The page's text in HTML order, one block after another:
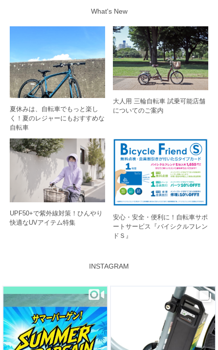
What's New
夏休みは、自転車でもっと楽し
く！夏のレジャーにもおすすめな
自転車
大人用 三輪自転車 試乗可能店舗
についてのご案内
UPF50+で紫外線対策！ひんやり
快適なUVアイテム特集
安心・安全・便利に！自転車サポ
ートサービス『バイシクルフレン
ドＳ』
INSTAGRAM